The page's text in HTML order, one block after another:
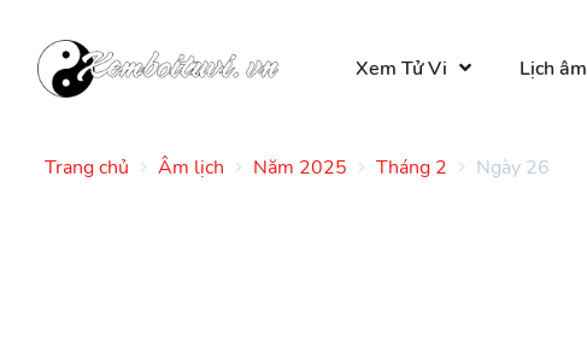
Xem Tử Vi Lịch âm
Trang chủ Âm lịch Năm 2025 Tháng 2 Ngày 26